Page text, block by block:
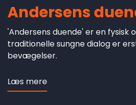
Andersens
'Andersens duende' er en fysisk
traditionelle sungne dialog er
bevægelser.
Læs mere